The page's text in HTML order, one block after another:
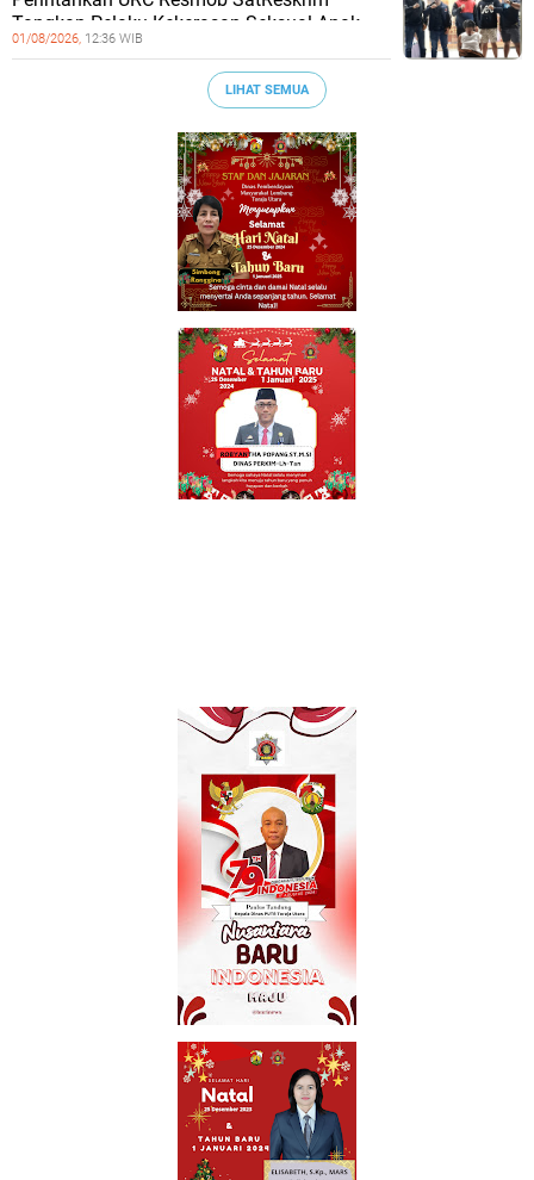
Tangkap Pelaku Kekerasan Seksual Anak
01/08/2026, 12:36 WIB
LIHAT SEMUA